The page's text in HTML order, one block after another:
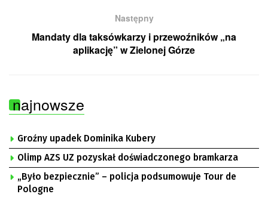
Następny
Mandaty dla taksówkarzy i przewoźników „na
aplikację” w Zielonej Górze
najnowsze
Groźny upadek Dominika Kubery
Olimp AZS UZ pozyskał doświadczonego bramkarza
„Było bezpiecznie” – policja podsumowuje Tour de
Pologne